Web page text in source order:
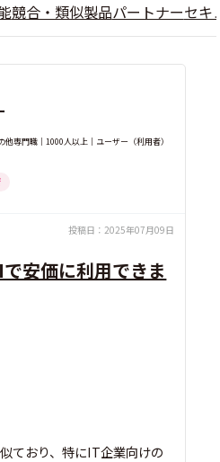
競合・類似製品パートナーセキ
他専門職｜1000人以上｜ユーザー（利用者）
投稿日： 2025年07月09日
安価に利用できま
ており、特にIT企業向けの